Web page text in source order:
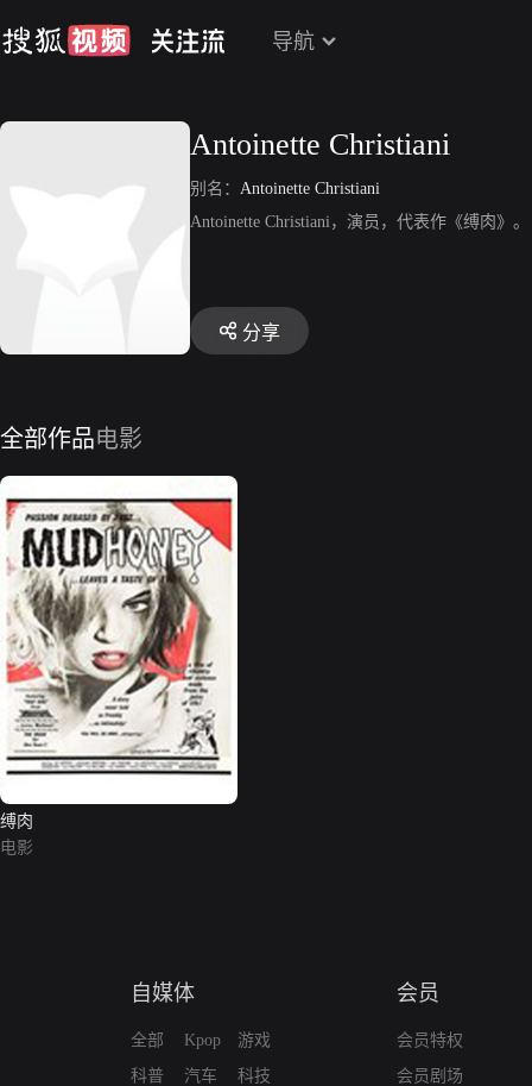
导航
Antoinette Christiani
别名： Antoinette Christiani
Antoinette Christiani，演员，代表作《缚肉》。
分享
全部作品电影
缚肉
电影
自媒体
全部
科普
Kpop
汽车
游戏
科技
会员
会员特权
会员剧场